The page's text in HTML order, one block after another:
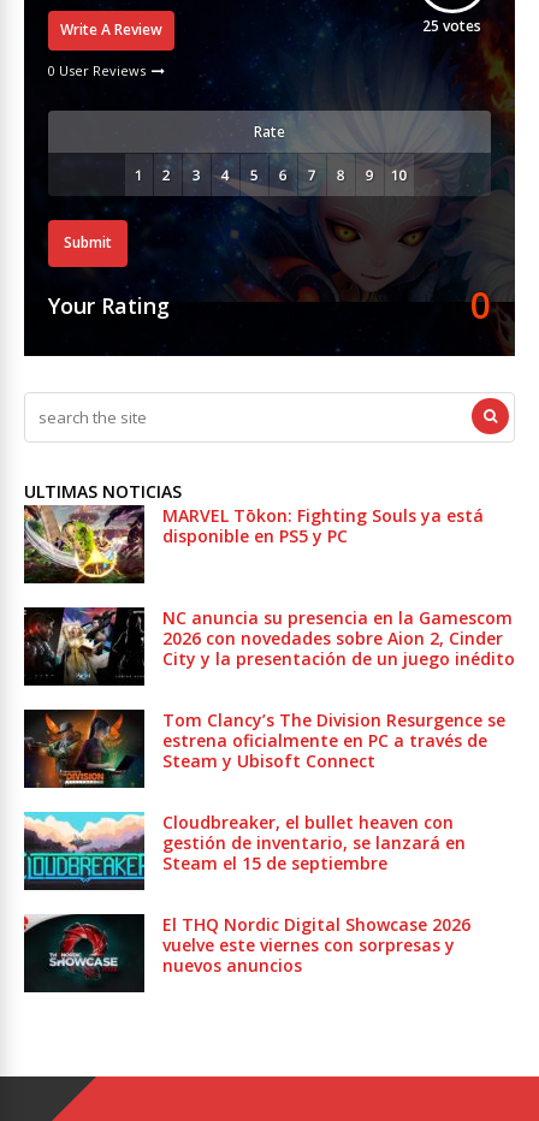
Write A Review
0 User Reviews
25 votes
Rate
Submit
Your Rating 0
ULTIMAS NOTICIAS
MARVEL Tōkon: Fighting Souls ya está
disponible en PS5 y PC
NC anuncia su presencia en la Gamescom
2026 con novedades sobre Aion 2, Cinder
City y la presentación de un juego inédito
Tom Clancy’s The Division Resurgence se
estrena oficialmente en PC a través de
Steam y Ubisoft Connect
Cloudbreaker, el bullet heaven con
gestión de inventario, se lanzará en
Steam el 15 de septiembre
El THQ Nordic Digital Showcase 2026
vuelve este viernes con sorpresas y
nuevos anuncios